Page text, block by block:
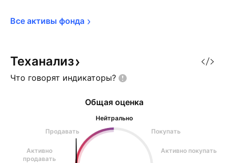
Все активы фонда
Теханализ
Что говорят индикаторы?
Общая оценка
Нейтрально
Продавать
Покупать
Активно
продавать
Активно покупать